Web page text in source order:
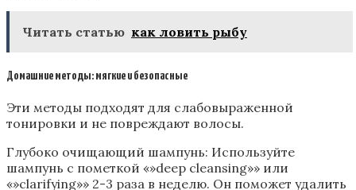
Читать статью как ловить рыбу
Домашние методы: мягкие и безопасные
Эти методы подходят для слабовыраженной
тонировки и не повреждают волосы.
Глубоко очищающий шампунь: Используйте
шампунь с пометкой «»deep cleansing»» или
«»clarifying»» 2-3 раза в неделю. Он поможет удалить